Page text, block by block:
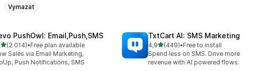
Vymazat
PushOwl: Email,Push,SMS
z 5 hvězd
(2 014)počet recenzí: 2014
•Free plan available
Sales via Email Marketing,
Push Notifications, SMS
TxtCart AI: SMS Marketing
4,9z 5 hvězd
(449)
Celkový počet recenzí: 449
•Free to install
Spend less on SMS. Drive more
revenue with AI powered flows.